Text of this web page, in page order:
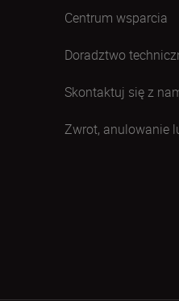
Centrum wsparcia
Doradztwo
Skontaktuj się z
Zwrot, anulowanie